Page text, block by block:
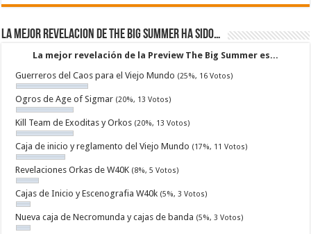
La mejor revelacion de The Big Summer ha sido…
La mejor revelación de la Preview The Big Summer es...
Guerreros del Caos para el Viejo Mundo (25%, 16 Votos)
Ogros de Age of Sigmar (20%, 13 Votos)
Kill Team de Exoditas y Orkos (20%, 13 Votos)
Caja de inicio y reglamento del Viejo Mundo (17%, 11 Votos)
Revelaciones Orkas de W40K (8%, 5 Votos)
Cajas de Inicio y Escenografia W40k (5%, 3 Votos)
Nueva caja de Necromunda y cajas de banda (5%, 3 Votos)